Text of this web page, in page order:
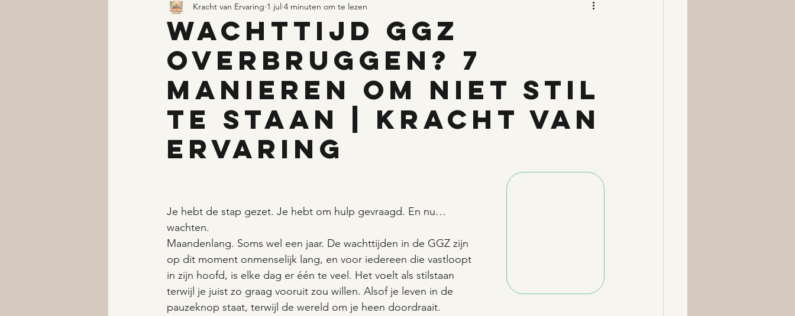
Herstel en Lichaam
Wachttijd GGZ
overbruggen? 7
manieren om niet stil
te staan | Kracht van
Ervaring
Kracht van Ervaring 1 jul 4 minuten om te lezen
Je hebt de stap gezet. Je hebt om hulp gevraagd. En nu…
wachten.
Maandenlang. Soms wel een jaar. De wachttijden in de GGZ zijn
op dit moment onmenselijk lang, en voor iedereen die vastloopt
in zijn hoofd, is elke dag er één te veel. Het voelt als stilstaan
terwijl je juist zo graag vooruit zou willen. Alsof je leven in de
pauzeknop staat, terwijl de wereld om je heen doordraait.